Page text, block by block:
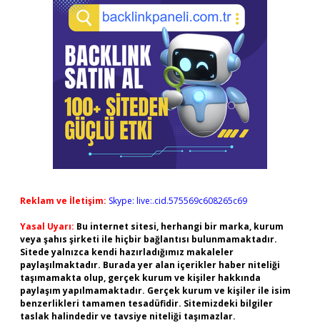
Reklam ve İletişim: Skype: live:.cid.575569c608265c69
Yasal Uyarı: Bu internet sitesi, herhangi bir marka, kurum
veya şahıs şirketi ile hiçbir bağlantısı bulunmamaktadır.
Sitede yalnızca kendi hazırladığımız makaleler
paylaşılmaktadır. Burada yer alan içerikler haber niteliği
taşımamakta olup, gerçek kurum ve kişiler hakkında
paylaşım yapılmamaktadır. Gerçek kurum ve kişiler ile isim
benzerlikleri tamamen tesadüfidir. Sitemizdeki bilgiler
taslak halindedir ve tavsiye niteliği taşımazlar.